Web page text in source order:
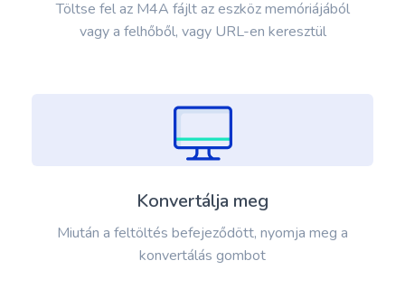
Töltse fel az M4A fájlt az eszköz memóriájából
vagy a felhőből, vagy URL-en keresztül
Konvertálja meg
Miután a feltöltés befejeződött, nyomja meg a
konvertálás gombot